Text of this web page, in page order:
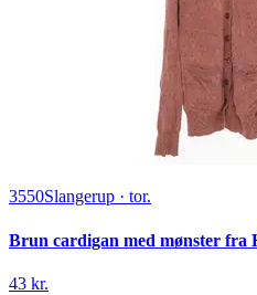
3550Slangerup · tor.
Brun cardigan med mønster fra
43 kr.